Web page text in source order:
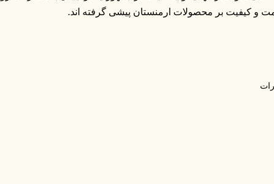
و کیفیت بر محصولات ارمنستان پیشی گرفته اند.